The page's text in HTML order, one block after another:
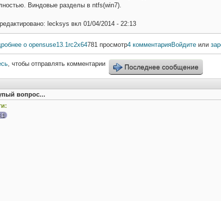
Виндовые разделы в ntfs(win7).
lecksys вкл 01/04/2014 - 22:13
о opensuse13.1rc2x64781 просмотр4 комментарияВойдите или
, чтобы отправлять комментарии Последнее сообщение
вопрос...